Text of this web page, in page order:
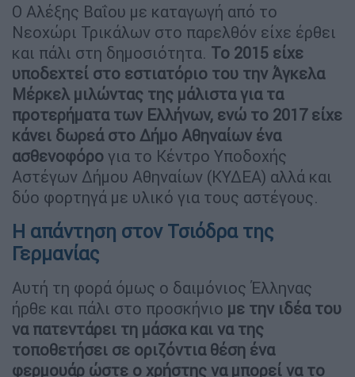
Ο Αλέξης Βαΐου με καταγωγή από το
Νεοχώρι Τρικάλων στο παρελθόν είχε έρθει
και πάλι στη δημοσιότητα. Το 2015 είχε
υποδεχτεί στο εστιατόριο του την Άγκελα
Μέρκελ μιλώντας της μάλιστα για τα
προτερήματα των Ελλήνων, ενώ το 2017 είχε
κάνει δωρεά στο Δήμο Αθηναίων ένα
ασθενοφόρο για το Κέντρο Υποδοχής
Αστέγων Δήμου Αθηναίων (ΚΥΔΕΑ) αλλά και
δύο φορτηγά με υλικό για τους αστέγους.
Η απάντηση στον Τσιόδρα της
Γερμανίας
Αυτή τη φορά όμως ο δαιμόνιος Έλληνας
ήρθε και πάλι στο προσκήνιο με την ιδέα του
να πατεντάρει τη μάσκα και να της
τοποθετήσει σε οριζόντια θέση ένα
φερμουάρ ώστε ο χρήστης να μπορεί να το